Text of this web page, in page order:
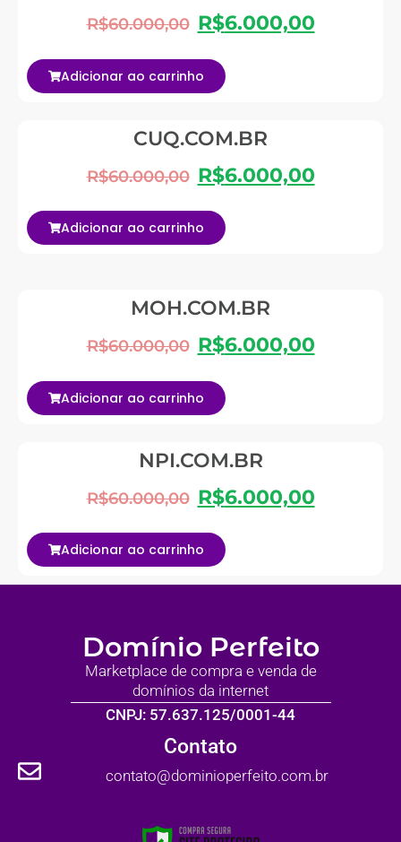
R$60.000,00 R$6.000,00
Adicionar ao carrinho
CUQ.COM.BR
R$60.000,00 R$6.000,00
Adicionar ao carrinho
MOH.COM.BR
R$60.000,00 R$6.000,00
Adicionar ao carrinho
NPI.COM.BR
R$60.000,00 R$6.000,00
Adicionar ao carrinho
Domínio Perfeito
Marketplace de compra e venda de
domínios da internet
CNPJ: 57.637.125/0001-44
Contato
contato@dominioperfeito.com.br